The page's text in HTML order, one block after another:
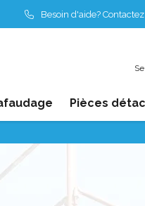
Besoin d'aide?
Pièces